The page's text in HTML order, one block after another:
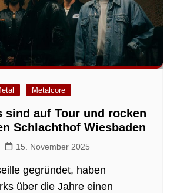
Metalcore
sind auf Tour und rocken
Schlachthof Wiesbaden
15. November 2025
gegründet, haben
über die Jahre einen